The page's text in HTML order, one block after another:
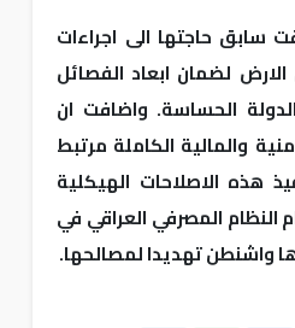
حاجتها الى اجراءات
لضمان ابعاد الفصائل
الحساسة. واضافت ان
والمالية الكاملة مرتبط
هذه الاصلاحات الهيكلية
المصرفي العراقي في
واشنطن تهديدا لمصالحها.